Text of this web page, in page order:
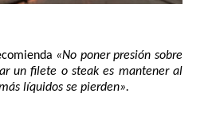
«No poner presión sobre
un filete o steak es mantener al
líquidos se pierden».